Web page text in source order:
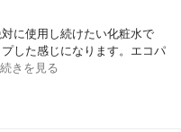
に使用し続けたい化粧水で
した感じになります。エコパ
続きを見る